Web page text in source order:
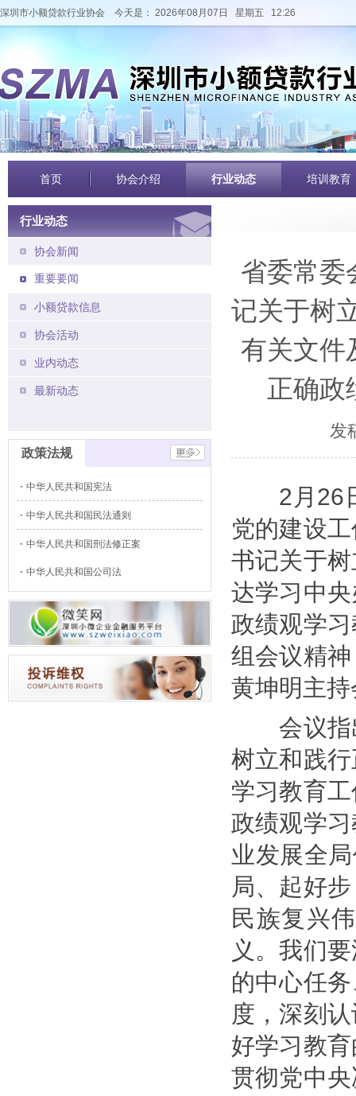
深圳市小额贷款行业协会 今天是： 2026年08月07日 星期五 12:26
首页 协会介绍 行业动态 培训教育
行业动态
协会新闻
重要要闻
小额贷款信息
协会活动
业内动态
最新动态
政策法规
中华人民共和国宪法
中华人民共和国民法通则
中华人民共和国刑法修正案
中华人民共和国公司法
省委常委
记关于树
有关文件
正确政
发
2月26
党的建设
书记关于
达学习中
政绩观学
组会议精
黄坤明主
会议指出
树立和践
学习教育
政绩观学
业发展全
局、起好
民族复兴
义。我们
的中心任
度，深刻
好学习教
贯彻党中